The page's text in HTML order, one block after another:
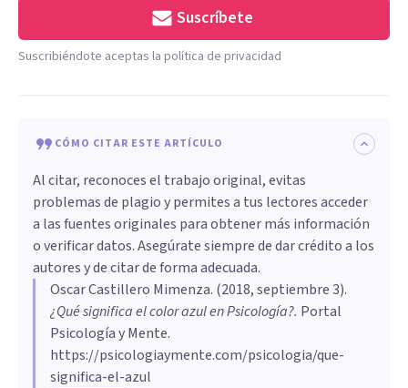
Suscríbete
Suscribiéndote aceptas la política de privacidad
CÓMO CITAR ESTE ARTÍCULO
Al citar, reconoces el trabajo original, evitas
problemas de plagio y permites a tus lectores acceder
a las fuentes originales para obtener más información
o verificar datos. Asegúrate siempre de dar crédito a los
autores y de citar de forma adecuada.
Oscar Castillero Mimenza. (2018, septiembre 3).
¿Qué significa el color azul en Psicología?. Portal
Psicología y Mente.
https://psicologiaymente.com/psicologia/que-
significa-el-azul